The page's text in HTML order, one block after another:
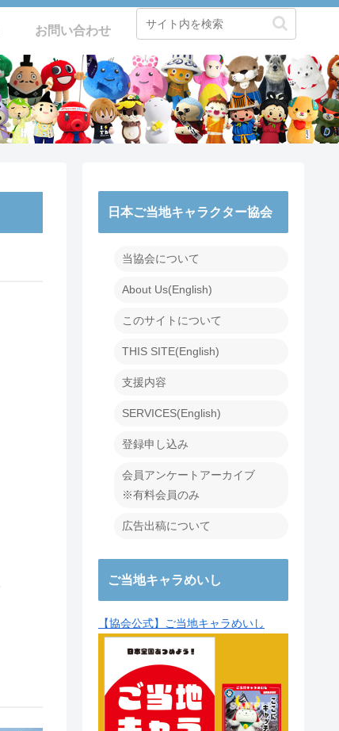
お問い合わせ
日本ご当地キャラクター協会
当協会について
About Us(English)
このサイトについて
THIS SITE(English)
支援内容
SERVICES(English)
登録申し込み
会員アンケートアーカイブ
※有料会員のみ
広告出稿について
ご当地キャラめいし
【協会公式】ご当地キャラめいし